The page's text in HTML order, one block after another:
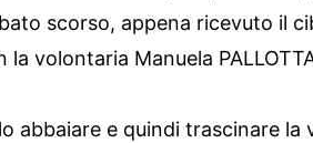
scorso, appena ricevuto il
volontaria Manuela
abbaiare e quindi trascinare la